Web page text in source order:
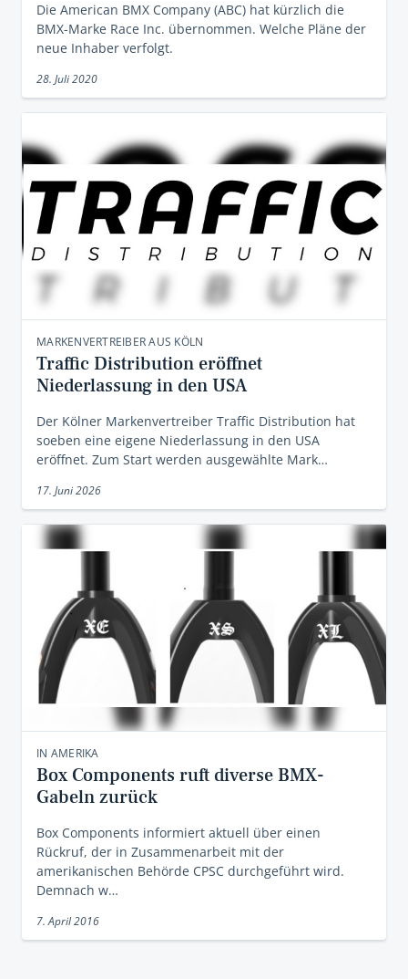
Die American BMX Company (ABC) hat kürzlich die
BMX-Marke Race Inc. übernommen. Welche Pläne der
neue Inhaber verfolgt.
28. Juli 2020
MARKENVERTREIBER AUS KÖLN
Traffic Distribution eröffnet
Niederlassung in den USA
Der Kölner Markenvertreiber Traffic Distribution hat
soeben eine eigene Niederlassung in den USA
eröffnet. Zum Start werden ausgewählte Mark…
17. Juni 2026
IN AMERIKA
Box Components ruft diverse BMX-
Gabeln zurück
Box Components informiert aktuell über einen
Rückruf, der in Zusammenarbeit mit der
amerikanischen Behörde CPSC durchgeführt wird.
Demnach w…
7. April 2016